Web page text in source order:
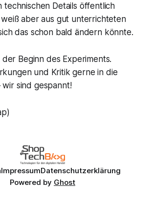
technischen Details öffentlich
aber aus gut unterrichteten
das schon bald ändern könnte.
der Beginn des Experiments.
und Kritik gerne in die
wir sind gespannt!
ImpressumDatenschutzerklärung
Powered by Ghost